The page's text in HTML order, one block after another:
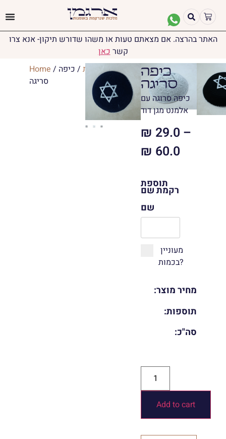
האתר בהרצה. אם מצאתם טעות או משהו שדורש תיקון- אנא צרו
קשרכאן
Home / יודאיקה/כיפות/ כיפה
סריגה
כיפה
סריגה
כיפה סרוגה עם
אלמנט מגן דוד
₪ 29.0 –
₪ 60.0
תוספת
רקמת שם
שם
מעוניין
בכמות?
מחיר מוצר:
תוספות:
סה"כ:
Add to cart